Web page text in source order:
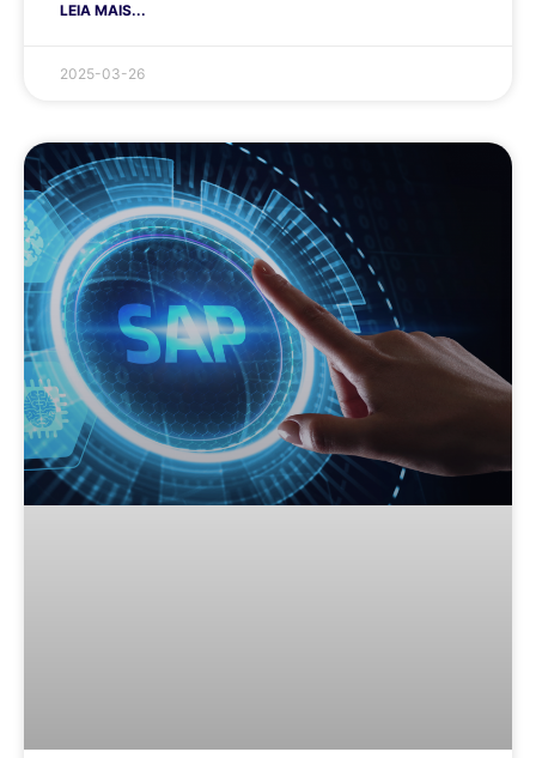
LEIA MAIS...
2025-03-26